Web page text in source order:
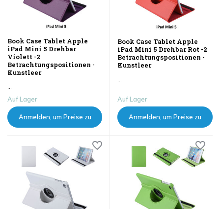
Book Case Tablet Apple
iPad Mini 5 Drehbar
Violett -2
Betrachtungspositionen -
Kunstleer
Auf Lager
Anmelden, um Preise zu
Book Case Tablet Apple
iPad Mini 5 Drehbar Rot -2
Betrachtungspositionen -
Kunstleer
Auf Lager
Anmelden, um Preise zu